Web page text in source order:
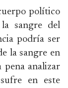
político
sangre del
podría ser
la sangre en
pena analizar
en este